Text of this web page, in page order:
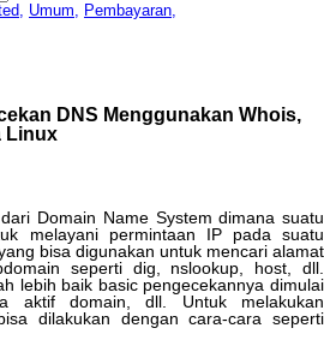
, Umum, Pembayaran,
DNS Menggunakan Whois,
Linux
dari Domain Name System dimana suatu
melayani permintaan IP pada
suatu
bisa digunakan untuk mencari alamat
seperti dig nslookup host dll
lebih baik basic pengecekannya dimulai
aktif domain dll Untuk
melakukan
dilakukan dengan cara-cara
seperti